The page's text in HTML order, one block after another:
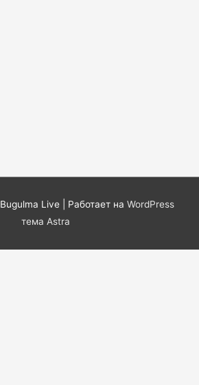
Bugulma Live | Работает на WordPress
тема Astra